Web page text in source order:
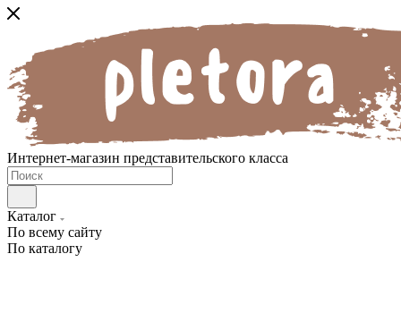
Интернет-магазин представительского класса
Каталог
По всему сайту
По каталогу